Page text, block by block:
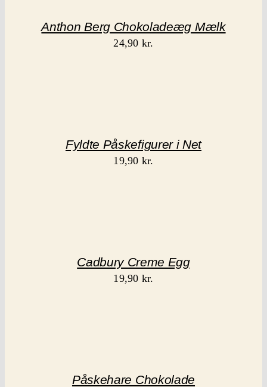
Anthon Berg Chokoladeæg Mælk
24,90 kr.
Fyldte Påskefigurer i Net
19,90 kr.
Cadbury Creme Egg
19,90 kr.
Påskehare Chokolade